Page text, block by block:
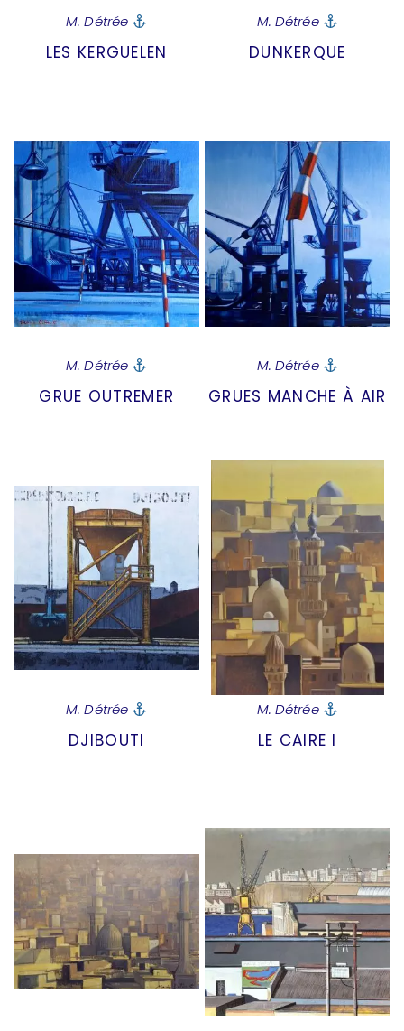
M. Détrée
LES KERGUELEN
M. Détrée
DUNKERQUE
M. Détrée
GRUE OUTREMER
M. Détrée
GRUES MANCHE À AIR
M. Détrée
DJIBOUTI
M. Détrée
LE CAIRE I